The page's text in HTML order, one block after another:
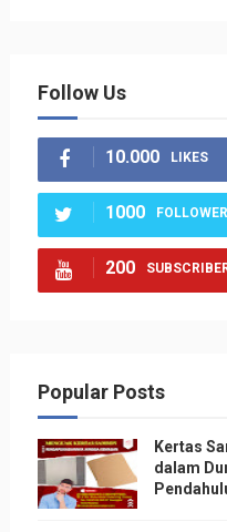
Follow Us
10.000 LIKES
1000
200
Popular Posts
Kertas
dalam